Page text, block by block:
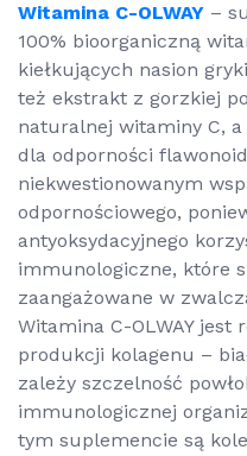
Witamina C-OLWAY –
100% bioorganiczną
kiełkujących nasion
też ekstrakt z gorzkiej
naturalnej witaminy C,
dla odporności
niekwestionowanym
odpornościowego,
antyoksydacyjnego
immunologiczne, które
zaangażowane w
Witamina C-OLWAY jest
produkcji kolagenu –
zależy szczelność
immunologicznej
tym suplemencie są